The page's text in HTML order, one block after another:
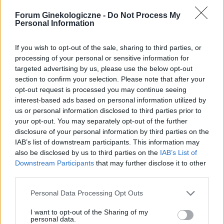
Forum Ginekologiczne - Do Not Process My
Personal Information
If you wish to opt-out of the sale, sharing to third parties, or
processing of your personal or sensitive information for
targeted advertising by us, please use the below opt-out
section to confirm your selection. Please note that after your
opt-out request is processed you may continue seeing
interest-based ads based on personal information utilized by
us or personal information disclosed to third parties prior to
your opt-out. You may separately opt-out of the further
disclosure of your personal information by third parties on the
IAB’s list of downstream participants. This information may
also be disclosed by us to third parties on the IAB’s List of
Downstream Participants that may further disclose it to other
Personal Data Processing Opt Outs
I want to opt-out of the Sharing of my
personal data.
Czy moze powinnam zmienić metodę
antykoncepcji?
Osocze bogatoplytkowe
leczeniach udało mi sie z tego wyjść. Jednakze
problem pozostał, czuję ciągły dyskomfort oraz
mam zaczerwienienia w bruzdach między
wargowych. Posiewy są czyste. Lekarka
chciałaby wykonac u mnie osocze
bogatoplytkowe w te miejsca. Może któraś z
Was miala wykonywany tali zabieg i moze cos o
nim wiecej sie wypowiedzieć. Będę wdzięczna
za wszelkie informacje
Forum:Ginekologia - forum dla rodziny i
pacjentki
gość
Wysypka
Witam, od kilku dni borykam się ze swędzeniem,
pieczeniem podczas oddawania moczu. Dziś
tak jak na zdjęciu. Czy może ktoś wie, co to
może być?
Forum:Ginekologia - specjalista radzi, dla